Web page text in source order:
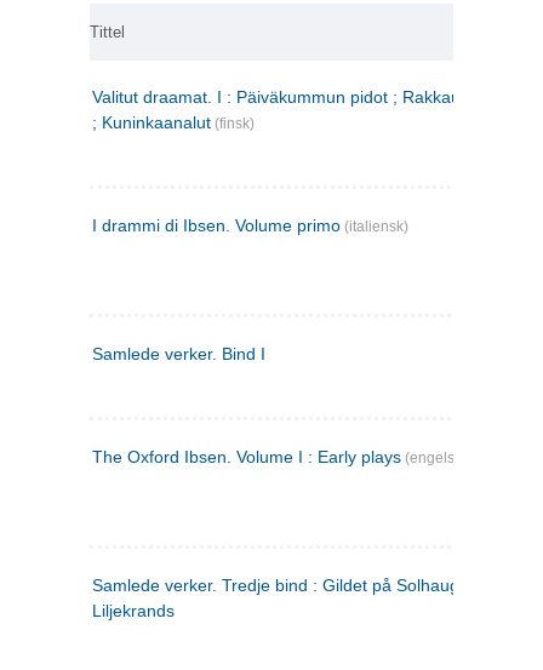
Tittel
Valitut draamat. I : Päiväkummun pidot ; Rakkauden
; Kuninkaanalut (finsk)
I drammi di Ibsen. Volume primo (italiensk)
Samlede verker. Bind I
The Oxford Ibsen. Volume I : Early plays (engelsk)
Samlede verker. Tredje bind : Gildet på Solhaug ; Olaf
Liljekrands